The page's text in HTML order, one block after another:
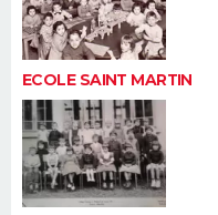
ECOLE SAINT MARTIN